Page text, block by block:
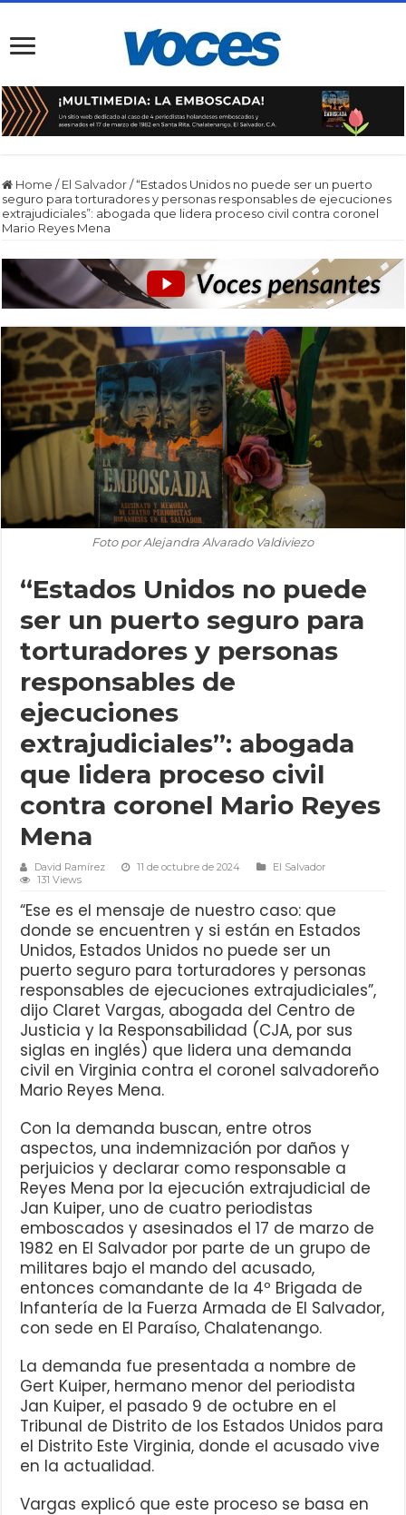
Home / El Salvador /“Estados Unidos no puede ser un puerto
seguro para torturadores y personas responsables de ejecuciones
extrajudiciales”: abogada que lidera proceso civil contra coronel
Mario Reyes Mena
Foto por Alejandra Alvarado Valdiviezo
“Estados Unidos no puede
ser un puerto seguro para
torturadores y personas
responsables de
ejecuciones
extrajudiciales”: abogada
que lidera proceso civil
contra coronel Mario Reyes
Mena
David Ramírez 11 de octubre de 2024
El Salvador
131 Views
“Ese es el mensaje de nuestro caso: que
donde se encuentren y si están en Estados
Unidos, Estados Unidos no puede ser un
puerto seguro para torturadores y personas
responsables de ejecuciones extrajudiciales”,
dijo Claret Vargas, abogada del Centro de
Justicia y la Responsabilidad (CJA, por sus
siglas en inglés) que lidera una demanda
civil en Virginia contra el coronel salvadoreño
Mario Reyes Mena.
Con la demanda buscan, entre otros
aspectos, una indemnización por daños y
perjuicios y declarar como responsable a
Reyes Mena por la ejecución extrajudicial de
Jan Kuiper, uno de cuatro periodistas
emboscados y asesinados el 17 de marzo de
1982 en El Salvador por parte de un grupo de
militares bajo el mando del acusado,
entonces comandante de la 4º Brigada de
Infantería de la Fuerza Armada de El Salvador,
con sede en El Paraíso, Chalatenango.
La demanda fue presentada a nombre de
Gert Kuiper, hermano menor del periodista
Jan Kuiper, el pasado 9 de octubre en el
Tribunal de Distrito de los Estados Unidos para
el Distrito Este Virginia, donde el acusado vive
en la actualidad.
Vargas explicó que este proceso se basa en